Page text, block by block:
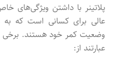
پلاتینر با داشتن ویژگی‌های
عالی برای کسانی است که به
وضعیت کمر خود هستند. برخی از
عبارتند از: